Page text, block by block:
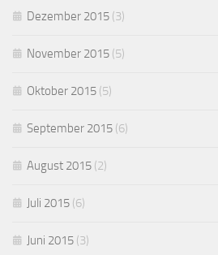
Dezember 2015 (3)
November 2015 (5)
Oktober 2015 (5)
September 2015 (6)
August 2015 (2)
Juli 2015 (6)
Juni 2015 (3)